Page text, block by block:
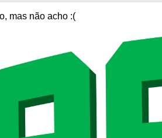
mas não acho :(